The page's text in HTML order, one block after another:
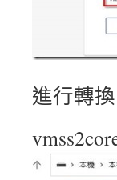
進行轉換